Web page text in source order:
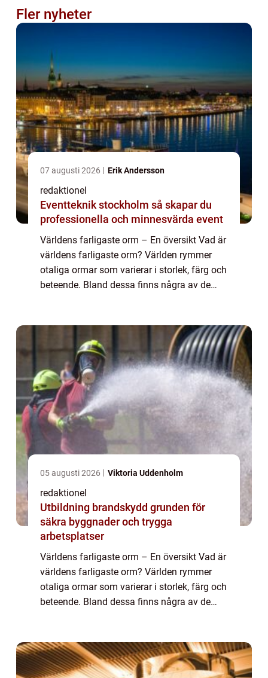
Fler nyheter
07 augusti 2026 Erik Andersson
redaktionel
Eventteknik stockholm så skapar du
professionella och minnesvärda event
Världens farligaste orm – En översikt Vad är
världens farligaste orm? Världen rymmer
otaliga ormar som varierar i storlek, färg och
beteende. Bland dessa finns några av de
05 augusti 2026 Viktoria Uddenholm
redaktionel
Utbildning brandskydd grunden för
säkra byggnader och trygga
arbetsplatser
Världens farligaste orm – En översikt Vad är
världens farligaste orm? Världen rymmer
otaliga ormar som varierar i storlek, färg och
beteende. Bland dessa finns några av de